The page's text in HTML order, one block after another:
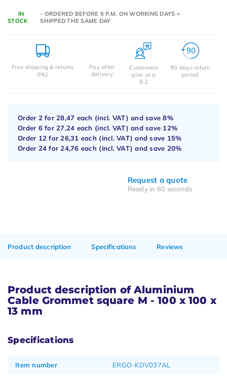
IN
STOCK
- ORDERED BEFORE 5 P.M. ON WORKING DAYS =
SHIPPED THE SAME DAY
Free shipping & returns
(NL)
Pay after
delivery
Customers
give us a
9.2
90 days return
period
Order 2 for 28,47 each (incl. VAT) and save8%
Order 6 for 27,24 each (incl. VAT) and save 12%
Order 12 for 26,31 each (incl. VAT) and save 15%
Order 24 for 24,76 each (incl. VAT) and save 20%
Request a quote
Ready in 60 seconds
Product description Specifications Reviews
Product description of Aluminium
Cable Grommet square M - 100 x 100 x
13 mm
Specifications
Item number ERGO-KDV037AL